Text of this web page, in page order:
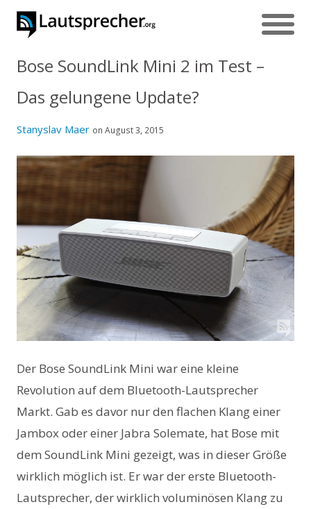
Bose SoundLink Mini 2 im Test –
Das gelungene Update?
Stanyslav Maer on August 3, 2015
Der Bose SoundLink Mini war eine kleine
Revolution auf dem Bluetooth-Lautsprecher
Markt. Gab es davor nur den flachen Klang einer
Jambox oder einer Jabra Solemate, hat Bose mit
dem SoundLink Mini gezeigt, was in dieser Größe
wirklich möglich ist. Er war der erste Bluetooth-
Lautsprecher, der wirklich voluminösen Klang zu